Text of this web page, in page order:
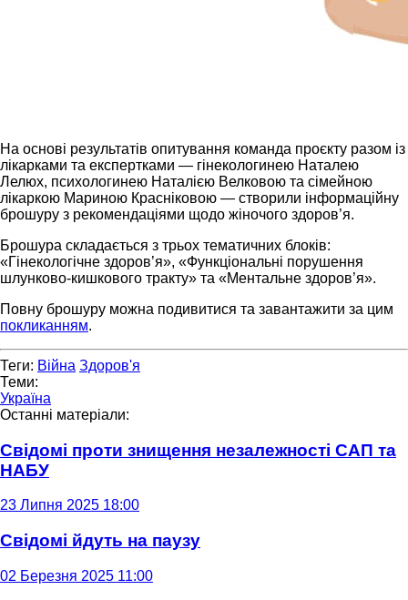
На основі результатів опитування команда проєкту разом із
лікарками та експертками — гінекологинею Наталею
Лелюх, психологинею Наталією Велковою та сімейною
лікаркою Мариною Красніковою — створили інформаційну
брошуру з рекомендаціями щодо жіночого здоров’я.
Брошура складається з трьох тематичних блоків:
«Гінекологічне здоров’я», «Функціональні порушення
шлунково-кишкового тракту» та «Ментальне здоров’я».
Повну брошуру можна подивитися та завантажити за цим
покликанням.
Теги: Війна Здоров'я
Теми:
Україна
Останні матеріали:
Свідомі проти знищення незалежності САП та
НАБУ
23 Липня 2025 18:00
Свідомі йдуть на паузу
02 Березня 2025 11:00